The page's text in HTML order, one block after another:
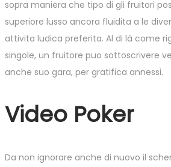
sopra maniera che tipo di gli fruitori
superiore lusso ancora fluidita a le
attivita ludica preferita. Al di là come
singole, un fruitore puo sottoscrivere
anche suo gara, per gratifica annessi.
Video Poker
Da non ignorare anche di nuovo il